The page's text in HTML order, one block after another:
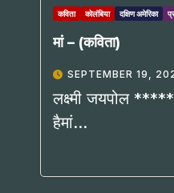
कविता कोलंबिया दक्षिण अमेरिका
मां – (कविता)
SEPTEMBER 19,
लक्ष्मी जयपोल *****
हैमां…